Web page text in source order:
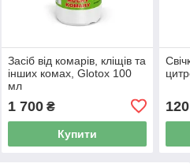
Засіб від комарів, кліщів та
інших комах, Glotox 100
мл
1 700₴
Купити
120